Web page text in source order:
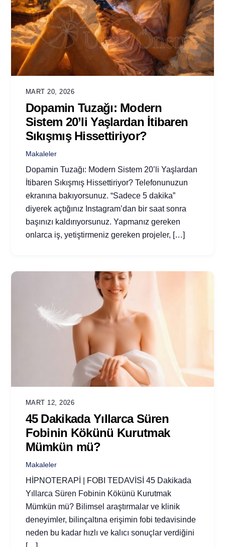
MART 20, 2026
Dopamin Tuzağı: Modern
Sistem 20’li Yaşlardan İtibaren
Sıkışmış Hissettiriyor?
Makaleler
Dopamin Tuzağı: Modern Sistem 20’li Yaşlardan
İtibaren Sıkışmış Hissettiriyor? Telefonunuzun
ekranına bakıyorsunuz. “Sadece 5 dakika”
diyerek açtığınız Instagram’dan bir saat sonra
başınızı kaldırıyorsunuz. Yapmanız gereken
onlarca iş, yetiştirmeniz gereken projeler, […]
MART 12, 2026
45 Dakikada Yıllarca Süren
Fobinin Kökünü Kurutmak
Mümkün mü?
Makaleler
HİPNOTERAPİ | FOBI TEDAVİSİ 45 Dakikada
Yıllarca Süren Fobinin Kökünü Kurutmak
Mümkün mü? Bilimsel araştırmalar ve klinik
deneyimler, bilinçaltına erişimin fobi tedavisinde
neden bu kadar hızlı ve kalıcı sonuçlar verdiğini